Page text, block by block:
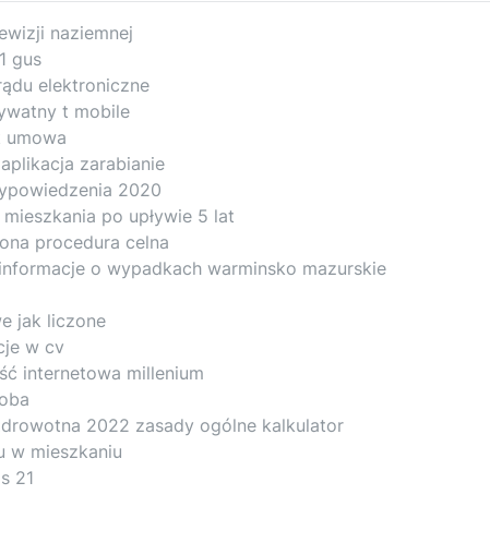
naziemnej
gus
elektroniczne
t mobile
umowa
zarabianie
2020
po upływie 5 lat
procedura celna
o wypadkach warminsko mazurskie
jak liczone
w cv
internetowa millenium
2022 zasady ogólne kalkulator
w mieszkaniu
21